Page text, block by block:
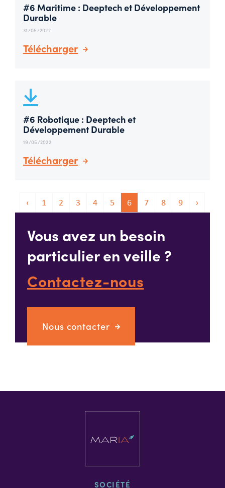
Vous avez un besoin
particulier en veille ?
Contactez-nous
Nous contacter
#6 Maritime : Deeptech et Développement
Durable
31/05/2022
Télécharger
#6 Robotique : Deeptech et
Développement Durable
19/05/2022
Télécharger
‹ 1 2 3 4 5 6 7 8 9 ›
SOCIÉTÉ